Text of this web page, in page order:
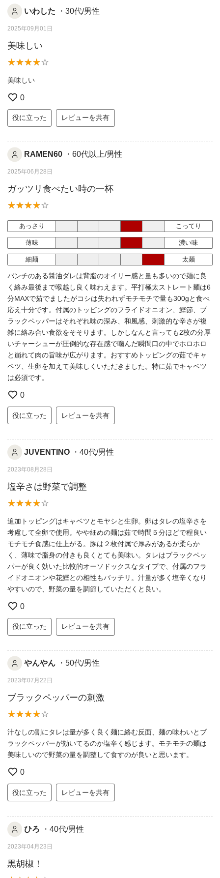
いわした ・30代/男性
2025年09月01日
美味しい
美味しい
0
役に立った レビューを共有
RAMEN60 ・60代以上/男性
2025年06月28日
ガッツリ食べたい時の一杯
あっさり こってり
薄味 濃い味
細麺 太麺
パンチのある醤油ダレは背脂のオイリー感と量も多いので麺に良
く絡み最後まで喉越し良く味わえます。平打極太ストレート麺は6
分MAXで茹でましたがコシは失われずモチモチで量も300gと食べ
応え十分です。付属のトッピングのフライドオニオン、鰹節、ブ
ラックペッパーはそれぞれ味の深み、和風感、刺激的な辛さが複
雑に絡み合い食欲をそそります。しかしなんと言っても2枚の分厚
いチャーシューが圧倒的な存在感で噛んだ瞬間口の中でホロホロ
と崩れて肉の旨味が広がります。おすすめトッピングの茹でキャ
ベツ、生卵を加えて美味しくいただきました。特に茹でキャベツ
は必須です。
0
役に立った レビューを共有
JUVENTINO ・40代/男性
2023年08月28日
塩辛さは野菜で調整
追加トッピングはキャベツとモヤシと生卵。卵はタレの塩辛さを
考慮して全卵で使用。やや細めの麺は茹で時間５分ほどで程良い
モチモチ食感に仕上がる。豚は２枚付属で厚みがあるが柔らか
く、薄味で脂身の付きも良くとても美味い。タレはブラックペッ
パーが良く効いた比較的オーソドックスなタイプで、付属のフラ
イドオニオンや花鰹との相性もバッチリ。汁量が多く塩辛くなり
やすいので、野菜の量を調節していただくと良い。
0
役に立った レビューを共有
やんやん ・50代/男性
2023年07月22日
ブラックペッパーの刺激
汁なしの割にタレは量が多く良く麺に絡む反面、麺の味わいとブ
ラックペッパーが効いてるのか塩辛く感じます。モチモチの麺は
美味しいので野菜の量を調整して食すのが良いと思います。
0
役に立った レビューを共有
ひろ ・40代/男性
2023年04月23日
黒胡椒！